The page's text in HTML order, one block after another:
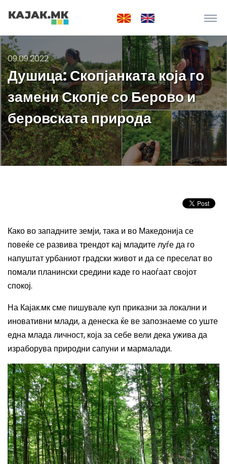
09.09.2022
Душица: Скопјанката која го
замени Скопје со Берово и
беровската природа
Како во западните земји, така и во Македонија се
повеќе се развива трендот кај младите луѓе да го
напуштат урбаниот градски живот и да се преселат во
помали планински средини каде го наоѓаат својот
спокој.
На Кајак.мк сме пишувале куп приказни за локални и
иновативни млади, а денеска ќе ве запознаеме со уште
една млада личност, која за себе вели дека ужива да
израборува природни сапуни и мармалади.